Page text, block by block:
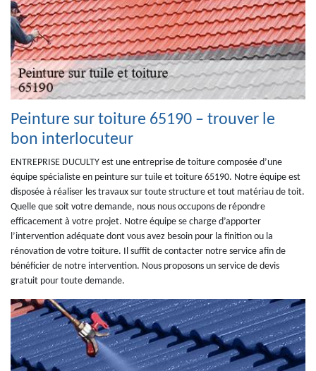
Peinture sur toiture 65190 – trouver le
bon interlocuteur
ENTREPRISE DUCULTY est une entreprise de toiture composée d’une
équipe spécialiste en peinture sur tuile et toiture 65190. Notre équipe est
disposée à réaliser les travaux sur toute structure et tout matériau de toit.
Quelle que soit votre demande, nous nous occupons de répondre
efficacement à votre projet. Notre équipe se charge d’apporter
l’intervention adéquate dont vous avez besoin pour la finition ou la
rénovation de votre toiture. Il suffit de contacter notre service afin de
bénéficier de notre intervention. Nous proposons un service de devis
gratuit pour toute demande.